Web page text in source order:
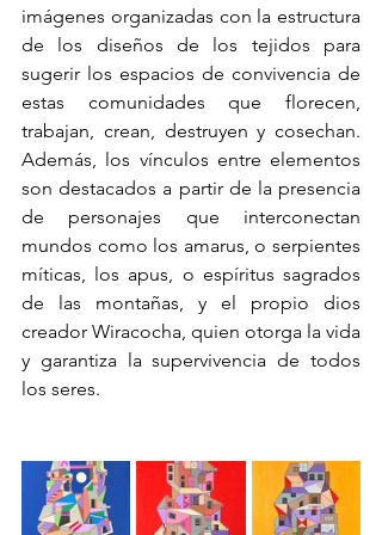
imágenes organizadas con la estructura
de los diseños de los tejidos para
sugerir los espacios de convivencia de
estas comunidades que florecen,
trabajan, crean, destruyen y cosechan.
Además, los vínculos entre elementos
son destacados a partir de la presencia
de personajes que interconectan
mundos como los amarus, o serpientes
míticas, los apus, o espíritus sagrados
de las montañas, y el propio dios
creador Wiracocha, quien otorga la vida
y garantiza la supervivencia de todos
los seres.